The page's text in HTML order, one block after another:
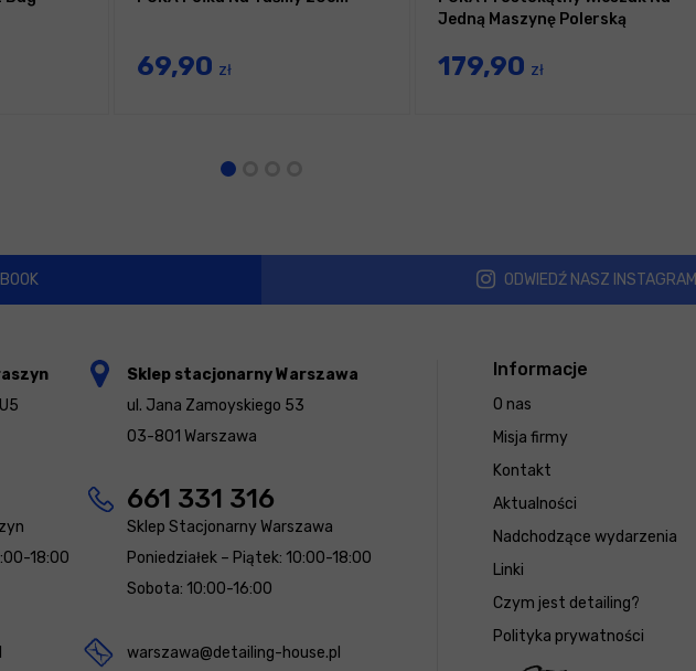
69,90 zł
Jedną Maszynę Polerską
179,90 zł
ODWIEDŹ NASZ INSTAGRAM
Informacje
O nas
Misja firmy
Kontakt
Aktualności
Nadchodzące wydarzenia
Linki
Czym jest detailing?
Polityka prywatności
18:00
Sklep stacjonarny Warszawa
ul. Jana Zamoyskiego 53
03-801 Warszawa
661 331 316
Sklep Stacjonarny Warszawa
Poniedziałek – Piątek: 10:00-18:00
Sobota: 10:00-16:00
warszawa@detailing-house.pl